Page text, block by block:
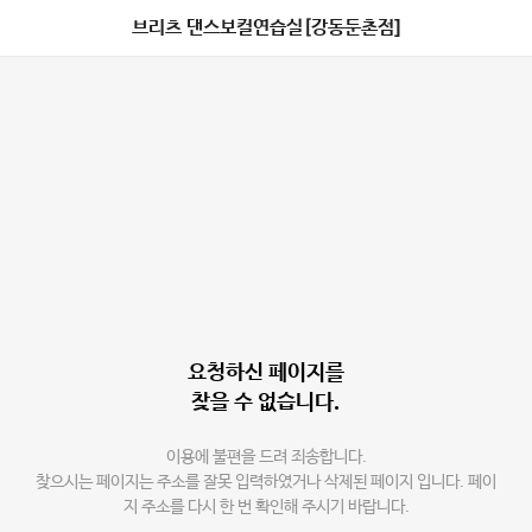
브리츠 댄스보컬연습실[강동둔촌점]
요청하신 페이지를
찾을 수 없습니다.
이용에 불편을 드려 죄송합니다.
찾으시는 페이지는 주소를 잘못 입력하였거나 삭제된 페이지 입니다. 페이
지 주소를 다시 한 번 확인해 주시기 바랍니다.